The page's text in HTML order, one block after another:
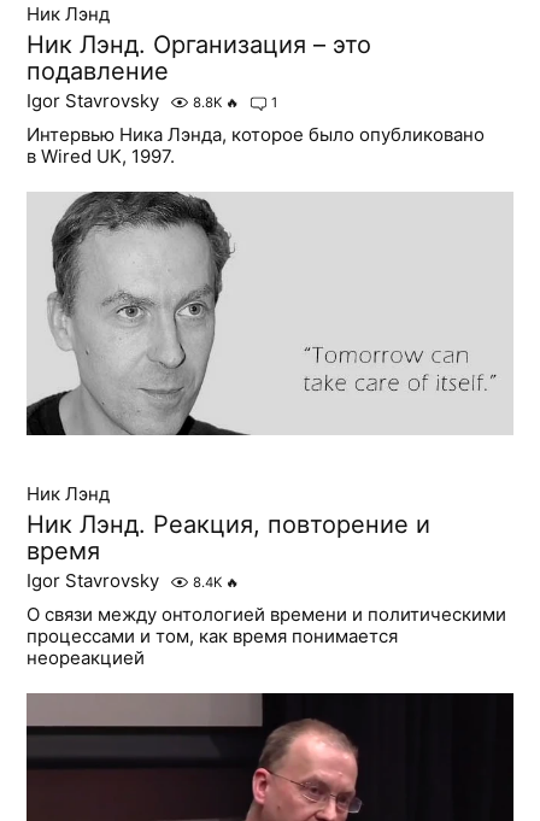
Ник Лэнд
Ник Лэнд. Организация – это
подавление
Igor Stavrovsky 8.8K 🔥 1
Интервью Ника Лэнда, которое было опубликовано
в Wired UK, 1997.
Ник Лэнд
Ник Лэнд. Реакция, повторение и
время
Igor Stavrovsky 8.4K 🔥
О связи между онтологией времени и политическими
процессами и том, как время понимается
неореакцией